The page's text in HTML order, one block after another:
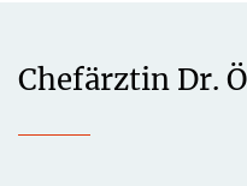
Chefärztin Dr.